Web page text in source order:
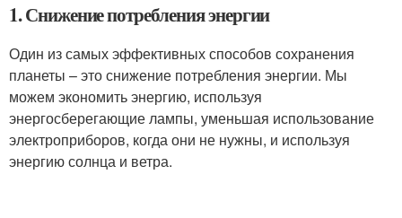
1. Снижение потребления энергии
Один из самых эффективных способов сохранения
планеты – это снижение потребления энергии. Мы
можем экономить энергию, используя
энергосберегающие лампы, уменьшая использование
электроприборов, когда они не нужны, и используя
энергию солнца и ветра.